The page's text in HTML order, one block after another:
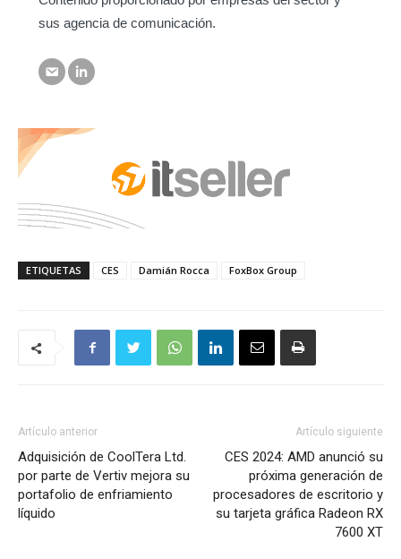
sus agencia de comunicación.
ETIQUETAS CES Damián Rocca FoxBox Group
Artículo anterior
Adquisición de CoolTera Ltd.
por parte de Vertiv mejora su
portafolio de enfriamiento
líquido
Artículo siguiente
CES 2024: AMD anunció su
próxima generación de
procesadores de escritorio y
su tarjeta gráfica Radeon RX
7600 XT